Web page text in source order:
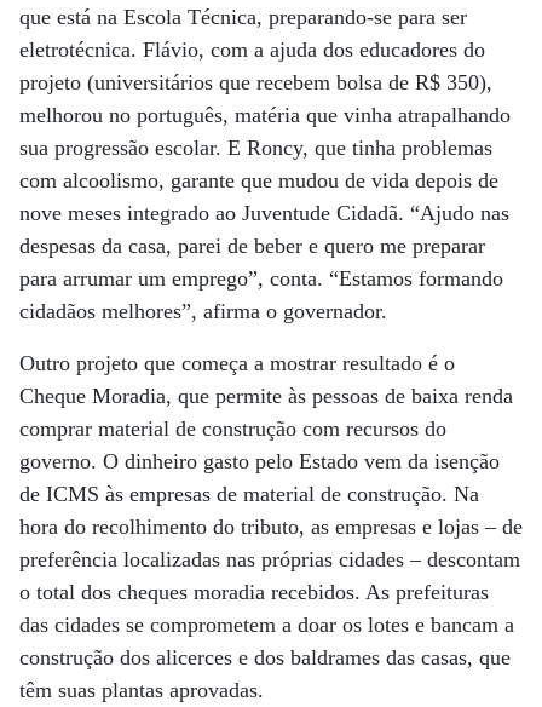
que está na Escola Técnica, preparando-se para ser
eletrotécnica. Flávio, com a ajuda dos educadores do
projeto (universitários que recebem bolsa de R$ 350),
melhorou no português, matéria que vinha atrapalhando
sua progressão escolar. E Roncy, que tinha problemas
com alcoolismo, garante que mudou de vida depois de
nove meses integrado ao Juventude Cidadã. “Ajudo nas
despesas da casa, parei de beber e quero me preparar
para arrumar um emprego”, conta. “Estamos formando
cidadãos melhores”, afirma o governador.
Outro projeto que começa a mostrar resultado é o
Cheque Moradia, que permite às pessoas de baixa renda
comprar material de construção com recursos do
governo. O dinheiro gasto pelo Estado vem da isenção
de ICMS às empresas de material de construção. Na
hora do recolhimento do tributo, as empresas e lojas – de
preferência localizadas nas próprias cidades – descontam
o total dos cheques moradia recebidos. As prefeituras
das cidades se comprometem a doar os lotes e bancam a
construção dos alicerces e dos baldrames das casas, que
têm suas plantas aprovadas.